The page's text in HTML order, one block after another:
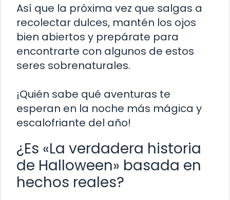
Así que la próxima vez que salgas a
recolectar dulces, mantén los ojos
bien abiertos y prepárate para
encontrarte con algunos de estos
seres sobrenaturales.
¡Quién sabe qué aventuras te
esperan en la noche más mágica y
escalofriante del año!
¿Es «La verdadera historia
de Halloween» basada en
hechos reales?